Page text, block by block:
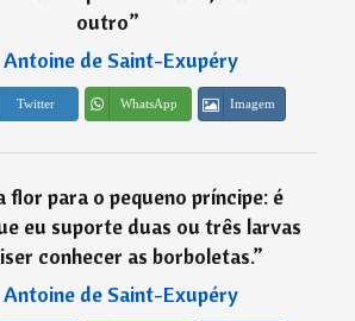
outro”
Antoine de Saint-Exupéry
Twitter WhatsApp Imagem
flor para o pequeno príncipe: é
eu suporte duas ou três larvas
conhecer as borboletas.”
Antoine de Saint-Exupéry